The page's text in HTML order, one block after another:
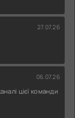
27.07.26
06.07.26
цієї команди